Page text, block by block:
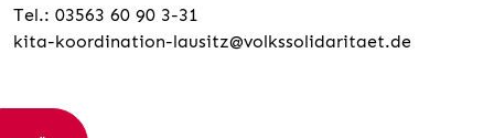
Tel.: 03563 60 90 3-31
kita-koordination-lausitz@volkssolidaritaet.de